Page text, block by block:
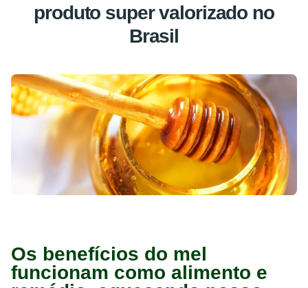
produto super valorizado no
Brasil
Os benefícios do mel
funcionam como alimento e